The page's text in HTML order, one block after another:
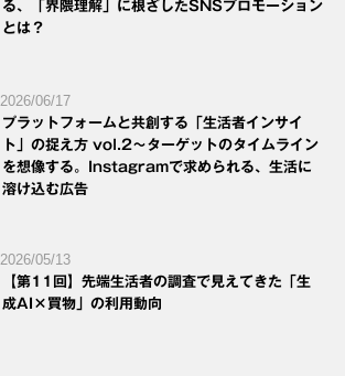
る、「界隈理解」に根ざしたSNSプロモーション
とは？
2026/06/17
プラットフォームと共創する「生活者インサイ
ト」の捉え方 vol.2～ターゲットのタイムライン
を想像する。Instagramで求められる、生活に
溶け込む広告
2026/05/13
【第11回】先端生活者の調査で見えてきた「生
成AI×買物」の利用動向